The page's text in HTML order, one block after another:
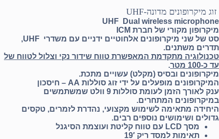
זוג מיקרופונים מדונה-UHF
UHF Dual wireless microphone
מיקרופון מקורי של חברת ICM
סט של שני מיקרופונים אלחוטיים ידניים עם משדרי UHF
,
תדרים משתנים.
טכנולוגיה מתקדמת המאפשרת טווח שידור נקי וצלול לטווח של
עד כ-100 מטר
.
מיקרופונים ובסיס (מקלט) עשויים מתכת.
המיקרופונים מופעלים על ידי זוג סוללות AA –
חיסכון
ענק
לאורך הזמן לעומת סוללות 9 וולט שמשתמשים
במיקרופונים המתחרים.
היחידה מתאימה לשימוש מקצועי, נהדרת לזמרים, טקסים
גדולים ושימושים נוספים רבים.
מסך LCD עם טווח קליטת ועוצמת הסיגנל
תאימות למסד ריק 19′